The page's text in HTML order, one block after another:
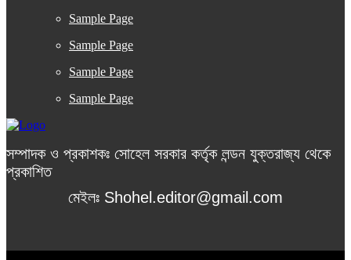
Sample Page
Sample Page
Sample Page
Sample Page
সম্পাদক ও প্রকাশকঃ সোহেল সরকার কর্তৃক লন্ডন যুক্তরাজ্য থেকে
প্রকাশিত
মেইলঃ Shohel.editor@gmail.com